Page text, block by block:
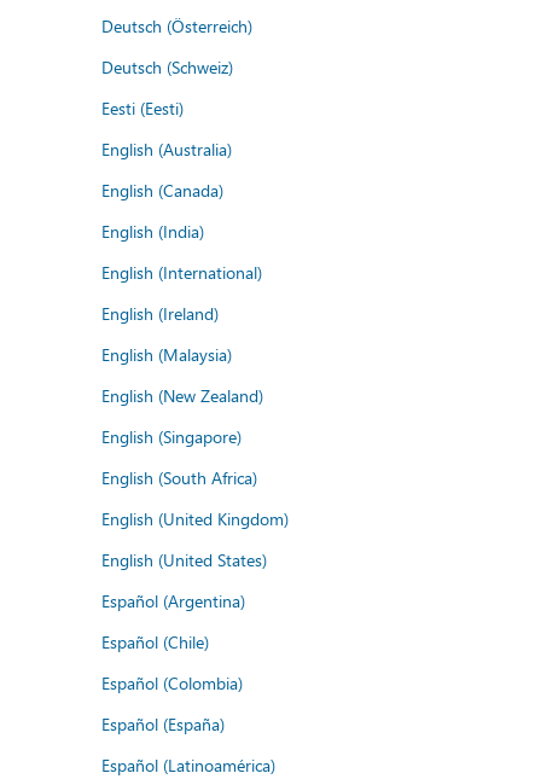
Deutsch (Österreich)
Deutsch (Schweiz)
Eesti (Eesti)
English (Australia)
English (Canada)
English (India)
English (International)
English (Ireland)
English (Malaysia)
English (New Zealand)
English (Singapore)
English (South Africa)
English (United Kingdom)
English (United States)
Español (Argentina)
Español (Chile)
Español (Colombia)
Español (España)
Español (Latinoamérica)